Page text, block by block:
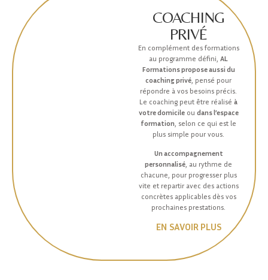
COACHING
PRIVÉ
En complément des formations
au programme défini, AL
Formations propose aussi du
coaching privé , pensé pour
répondre à vos besoins précis.
Le coaching peut être réalisé à
votre domicileou dans l’espace
formation , selon ce qui est le
plus simple pour vous.
Un accompagnement
personnalisé, au rythme de
chacune, pour progresser plus
vite et repartir avec des actions
concrètes applicables dès vos
prochaines prestations.
EN SAVOIR PLUS